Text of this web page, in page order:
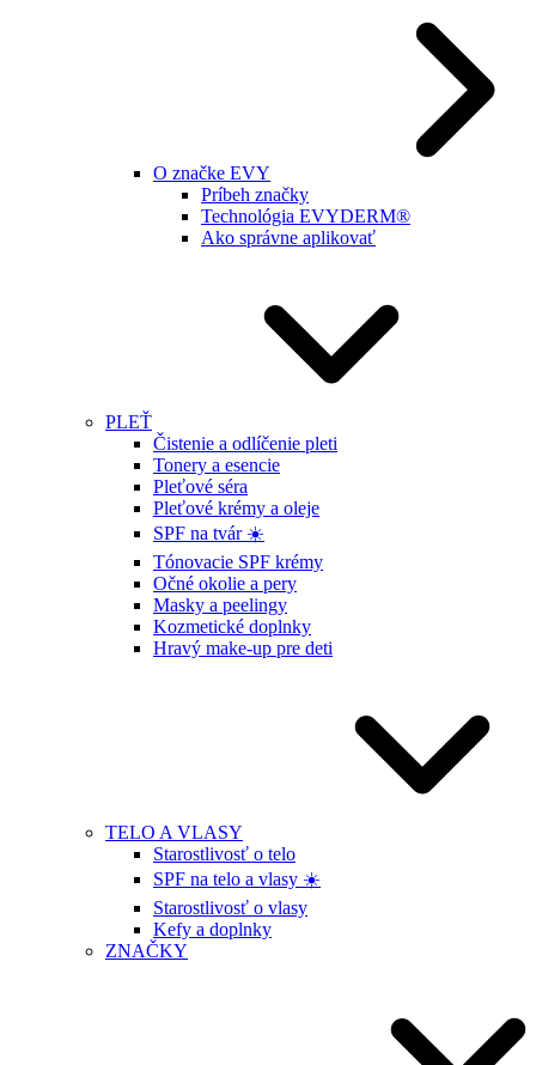
O značke EVY
Príbeh značky
Technológia EVYDERM®
Ako správne aplikovať
PLEŤ
Čistenie a odlíčenie pleti
Tonery a esencie
Pleťové séra
Pleťové krémy a oleje
SPF na tvár ☀️
Tónovacie SPF krémy
Očné okolie a pery
Masky a peelingy
Kozmetické doplnky
Hravý make-up pre deti
TELO A VLASY
Starostlivosť o telo
SPF na telo a vlasy ☀️
Starostlivosť o vlasy
Kefy a doplnky
ZNAČKY